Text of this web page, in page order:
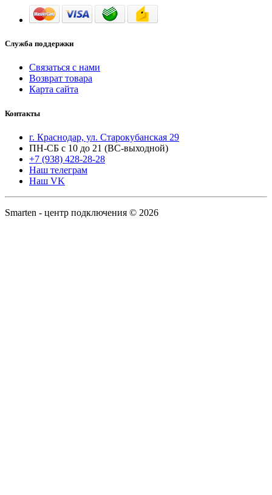
Служба поддержки
Связаться с нами
Возврат товара
Карта сайта
Контакты
г. Краснодар, ул. Старокубанская 29
ПН-СБ с 10 до 21 (ВС-выходной)
+7 (938) 428-28-28
Наш телеграм
Наш VK
Smarten - центр подключения © 2026